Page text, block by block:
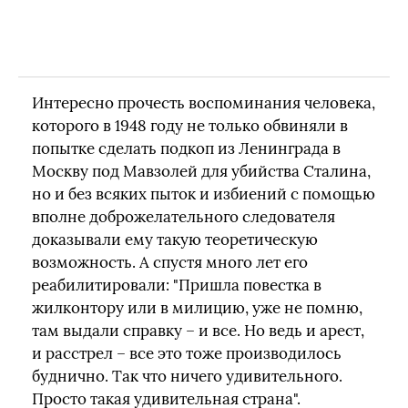
Интересно прочесть воспоминания человека,
которого в 1948 году не только обвиняли в
попытке сделать подкоп из Ленинграда в
Москву под Мавзолей для убийства Сталина,
но и без всяких пыток и избиений с помощью
вполне доброжелательного следователя
доказывали ему такую теоретическую
возможность. А спустя много лет его
реабилитировали: "Пришла повестка в
жилконтору или в милицию, уже не помню,
там выдали справку – и все. Но ведь и арест,
и расстрел – все это тоже производилось
буднично. Так что ничего удивительного.
Просто такая удивительная страна".